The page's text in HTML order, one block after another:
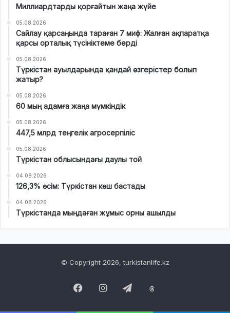
Миллиардтарды қорғайтын жаңа жүйе
05.08.2026
Сайлау қарсаңында тараған 7 миф: Жалған ақпаратқа
қарсы орталық түсініктеме берді
05.08.2026
Түркістан ауылдарында қандай өзгерістер болып
жатыр?
05.08.2026
60 мың адамға жаңа мүмкіндік
05.08.2026
447,5 млрд теңгелік агросерпіліс
05.08.2026
Түркістан облысындағы даулы той
04.08.2026
126,3% өсім: Түркістан көш бастады
04.08.2026
Түркістанда мыңдаған жұмыс орны ашылды
© Copyright 2026, turkistanlife.kz
FacebookInstagramTelegram